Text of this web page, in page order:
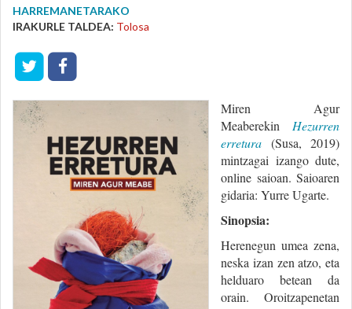
HARREMANETARAKO
IRAKURLE TALDEA: Tolosa
Miren Agur
Meaberekin Hezurren
erretura (Susa, 2019)
mintzagai izango dute,
online saioan. Saioaren
gidaria: Yurre Ugarte.
Sinopsia:
Herenegun umea zena,
neska izan zen atzo, eta
helduaro betean da
orain. Oroitzapenetan